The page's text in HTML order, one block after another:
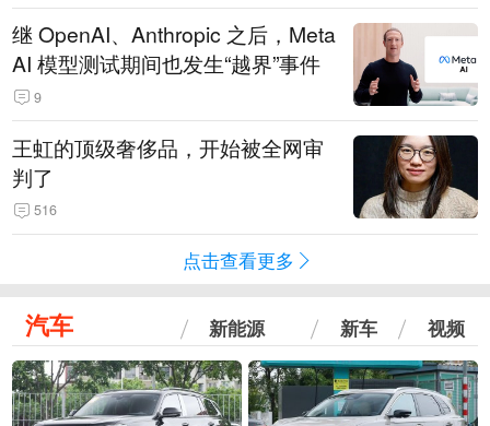
继 OpenAI、Anthropic 之后，Meta
AI 模型测试期间也发生“越界”事件
9
王虹的顶级奢侈品，开始被全网审
判了
516
点击查看更多
汽车 新能源 新车 视频